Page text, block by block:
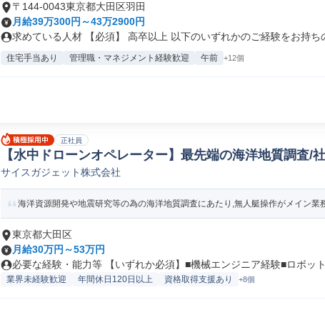
〒144-0043東京都大田区羽田
月給39万300円～43万2900円
求めている人材 【必須】 高卒以上 以下のいずれかのご経験をお持ち
住宅手当あり 管理職・マネジメント経験歓迎 午前 +12個
正社員
【水中ドローンオペレーター】最先端の海洋地質調査/
サポートエンジニア
サイスガジェット株式会社
海洋資源開発や地震研究等の為の海洋地質調査にあたり,無人艇操作がメイン業
東京都大田区
月給30万円～53万円
必要な経験・能力等 【いずれか必須】■機械エンジニア経験■ロボッ
業界未経験歓迎 年間休日120日以上 資格取得支援あり +8個